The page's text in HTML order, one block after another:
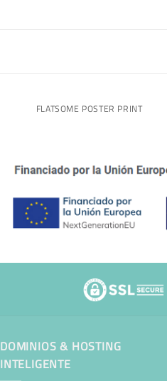
FLATSOME POSTER PRINT
DOMINIOS & HOSTING
INTELIGENTE